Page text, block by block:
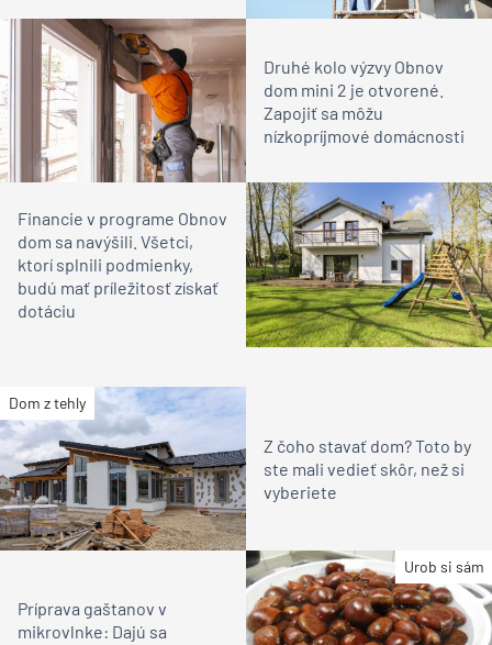
Druhé kolo výzvy Obnov
dom mini 2 je otvorené.
Zapojiť sa môžu
nízkopríjmové domácnosti
Financie v programe Obnov
dom sa navýšili. Všetci,
ktorí splnili podmienky,
budú mať príležitosť získať
dotáciu
Dom z tehly
Z čoho stavať dom? Toto by
ste mali vedieť skôr, než si
vyberiete
Urob si sám
Príprava gaštanov v
mikrovlnke: Dajú sa